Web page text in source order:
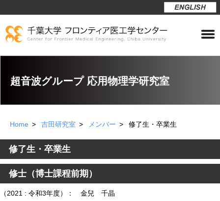
超音波グループ 応用物理学研究室
Home 吉田研究室 メンバー 修了生・卒業生
修了生・卒業生
修士（博士課程前期）
（2021 : 令和3年度）： 金兒 千晶